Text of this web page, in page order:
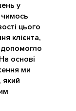
у
чимось
цього
клієнта,
допомогло
основі
ми
який